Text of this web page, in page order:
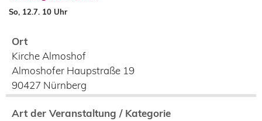
So, 12.7. 10 Uhr
Ort
Kirche Almoshof
Almoshofer Haupstraße 19
90427 Nürnberg
Art der Veranstaltung / Kategorie